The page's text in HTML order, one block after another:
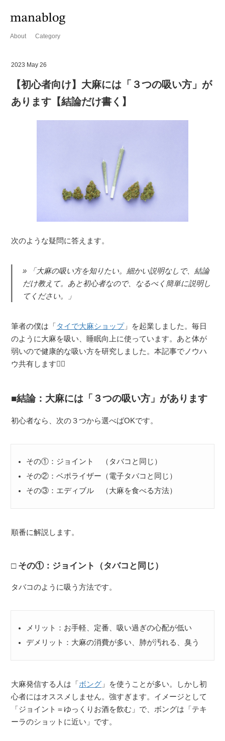
About Category
2023 May 26
【初心者向け】大麻には「３つの吸い方」が
あります【結論だけ書く】
次のような疑問に答えます。
「大麻の吸い方を知りたい。細かい説明なしで、結論
だけ教えて。あと初心者なので、なるべく簡単に説明し
てください。」
筆者の僕は「タイで大麻ショップ」を起業しました。毎日
のように大麻を吸い、睡眠向上に使っています。あと体が
弱いので健康的な吸い方を研究しました。本記事でノウハ
ウ共有します🙋‍♂️
結論：大麻には「３つの吸い方」があります
初心者なら、次の３つから選べばOKです。
その①：ジョイント （タバコと同じ）
その②：ベポライザー（電子タバコと同じ）
その③：エディブル （大麻を食べる方法）
順番に解説します。
その①：ジョイント（タバコと同じ）
タバコのように吸う方法です。
メリット：お手軽、定番、吸い過ぎの心配が低い
デメリット：大麻の消費が多い、肺が汚れる、臭う
大麻発信する人は「ボング 」を使うことが多い。しかし初
心者にはオススメしません。強すぎます。イメージとして
「ジョイント＝ゆっくりお酒を飲む」で、ボングは「テキ
ーラのショットに近い」です。